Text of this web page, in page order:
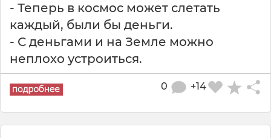
- Теперь в космос может слетать
каждый, были бы деньги.
- С деньгами и на Земле можно
неплохо устроиться.
+14
0